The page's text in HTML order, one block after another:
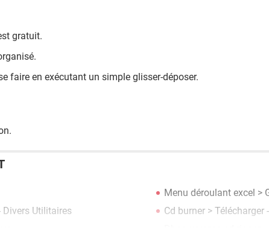
gratuit.
faire en exécutant un simple glisser-déposer.
Menu déroulant excel >
Divers Utilitaires Cd burner > Télécharger -